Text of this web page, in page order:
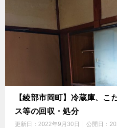
【綾部市岡町】冷蔵庫、こ
ス等の回収・処分
更新日： 2022年9月30日 公開日：